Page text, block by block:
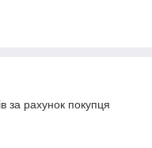
за рахунок покупця